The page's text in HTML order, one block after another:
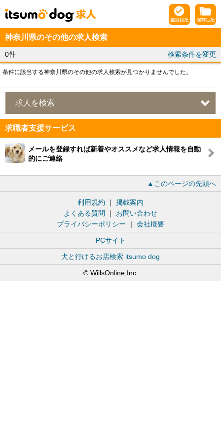
神奈川県のその他の求人検索
0件 検索条件を変更
条件に該当する神奈川県のその他の求人検索が見つかりませんでした。
求人を検索
求職者支援サービス
メールを登録すれば新着やオススメなど求人情報を自動
的にご連絡
▲このページの先頭へ
利用規約 ｜ 掲載案内
よくある質問
｜ お問い合わせ
プライバシーポリシー ｜ 会社概要
PCサイト
犬と行けるお店検索 itsumo dog
© WillsOnline,Inc.